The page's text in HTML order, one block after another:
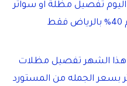
تفصيل مظلة او سواتر
الشهر تفصيل مظلات
بسعر الجمله من المستورد